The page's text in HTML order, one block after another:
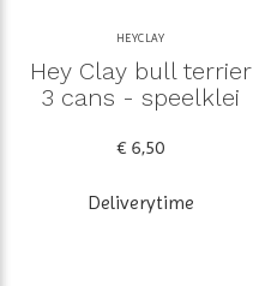
HEYCLAY
Hey Clay bull terrier
3 cans - speelklei
€ 6,50
Deliverytime